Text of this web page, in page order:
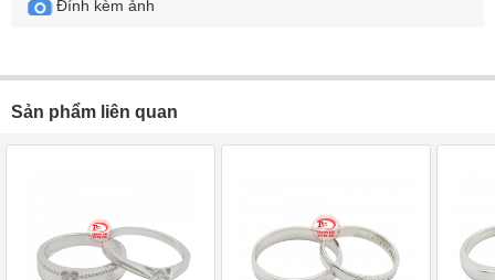
Đính kèm ảnh
Sản phẩm liên quan